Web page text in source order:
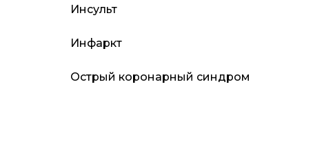
Инсульт
Инфаркт
Острый коронарный синдром